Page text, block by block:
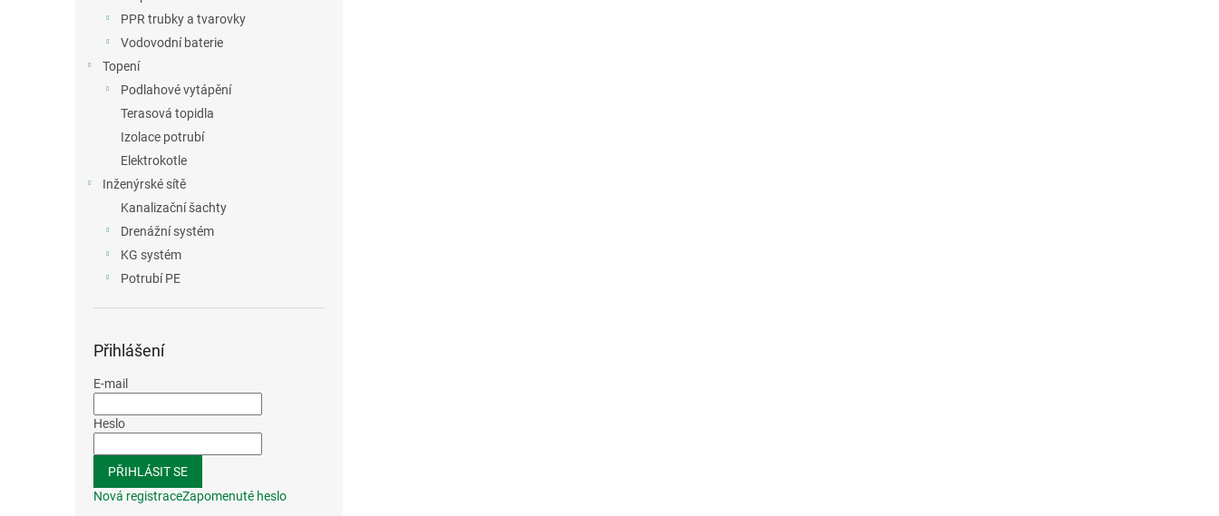
PPR trubky a tvarovky
Vodovodní baterie
Topení
Podlahové vytápění
Terasová topidla
Izolace potrubí
Elektrokotle
Inženýrské sítě
Kanalizační šachty
Drenážní systém
KG systém
Potrubí PE
Přihlášení
E-mail
Heslo
PŘIHLÁSIT SE
Nová registraceZapomenuté heslo